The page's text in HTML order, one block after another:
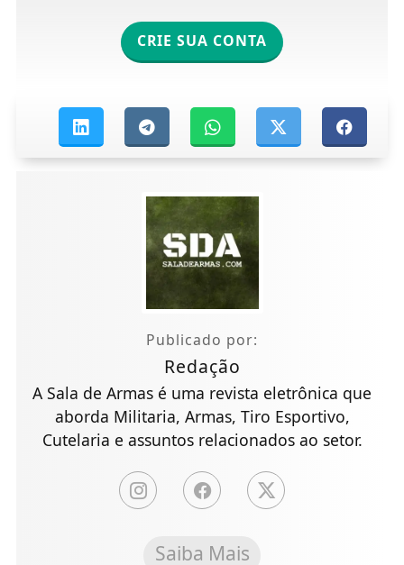
CRIE SUA CONTA
Publicado por:
Redação
A Sala de Armas é uma revista eletrônica que
aborda Militaria, Armas, Tiro Esportivo,
Cutelaria e assuntos relacionados ao setor.
Saiba Mais